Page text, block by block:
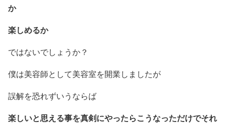
か
楽しめるか
ではないでしょうか？
僕は美容師として美容室を開業しましたが
誤解を恐れずいうならば
楽しいと思える事を真剣にやったらこうなっただけでそれ